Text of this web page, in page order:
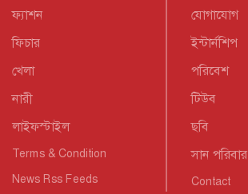
ফ্যাশন
ফিচার
খেলা
নারী
লাইফস্টাইল
Terms & Condition
News Rss Feeds
যোগাযোগ
ইন্টার্নশিপ
পরিবেশ
টিউব
ছবি
সান পরিবার
Contact